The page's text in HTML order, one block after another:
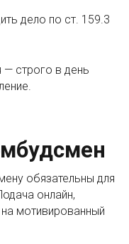
дело по ст. 159.3
— строго в день
обязательны для
онлайн,
мотивированный